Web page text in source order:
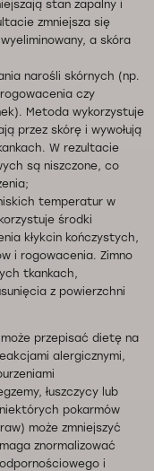
stan zapalny i
zmniejsza się
a skóra
narośli skórnych (np.
czy
Metoda wykorzystuje
przez skórę i wywołują
W rezultacie
są niszczone, co
temperatur w
środki
kłykcin kończystych,
i rogowacenia. Zimno
tkankach,
z powierzchni
przepisać dietę na
alergicznymi,
łuszczycy lub
pokarmów
może zmniejszyć
znormalizować
i